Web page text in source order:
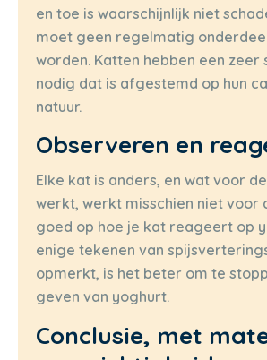
en toe is waarschijnlijk niet
moet geen regelmatig
worden. Katten hebben een
nodig dat is afgestemd op hun
natuur.
Observeren en
Elke kat is anders, en wat voor
werkt, werkt misschien niet voor
goed op hoe je kat reageert op
enige tekenen van
opmerkt, is het beter om te
geven van yoghurt.
Conclusie, met